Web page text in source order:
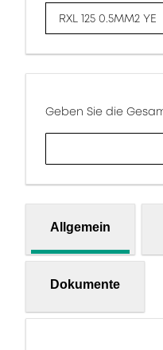
RXL 125 0.5MM2 YE
Geben Sie die
Allgemein
Dokumente